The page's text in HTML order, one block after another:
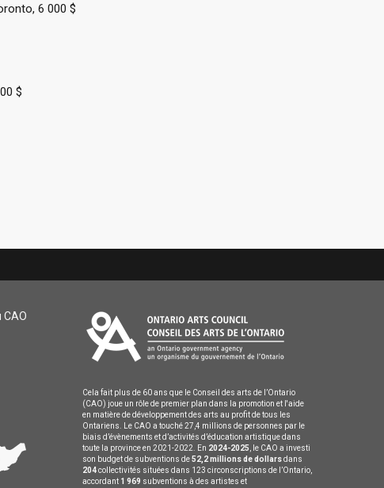
6 000 $
$
CAO
Cela fait plus de 60 ans que le Conseil des arts de l’Ontario
(CAO) joue un rôle de premier plan dans la promotion et l'aide
en matière de développement des arts au profit de tous les
Ontariens. Le CAO a touché 27,4 millions de personnes par le
biais d’évènements et d’activités d’éducation artistique dans
toute la province en 2021-2022. En 2024-2025
, le CAO a investi
son budget de subventions de52,2 millions de dollarsdans
204collectivités situées dans 123 circonscriptions de l’Ontario,
accordant 1 969 subventions à des artistes et